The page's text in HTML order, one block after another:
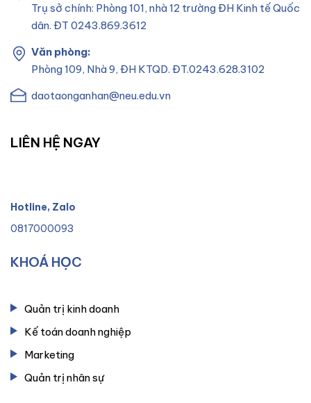
Trụ sở chính: Phòng 101, nhà 12 trường ĐH Kinh tế Quốc
dân. ĐT 0243.869.3612
Văn phòng:
Phòng 109, Nhà 9, ĐH KTQD. ĐT.0243.628.3102
daotaonganhan@neu.edu.vn
LIÊN HỆ NGAY
Hotline, Zalo
0817000093
KHOÁ HỌC
Quản trị kinh doanh
Kế toán doanh nghiệp
Marketing
Quản trị nhân sự